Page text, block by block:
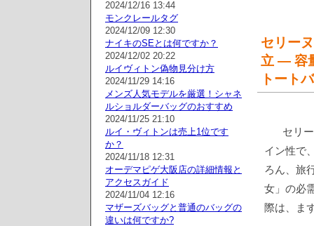
セリー
立 — 容
トート
セリ
イン性で
ろん、旅
女」の必
際は、ま
2024/12/16 13:44
モンクレールタグ
2024/12/09 12:30
ナイキのSEとは何ですか？
2024/12/02 20:22
ルイヴィトン偽物見分け方
2024/11/29 14:16
メンズ人気モデルを厳選！シャネ
ルショルダーバッグのおすすめ
2024/11/25 21:10
ルイ・ヴィトンは売上1位です
か？
2024/11/18 12:31
オーデマピゲ大阪店の詳細情報と
アクセスガイド
2024/11/04 12:16
マザーズバッグと普通のバッグの
違いは何ですか?